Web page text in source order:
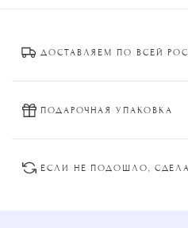
можно
странице
ДОСТАВЛЯЕМ ПО ВСЕЙ
ПОДАРОЧНАЯ УПАКОВКА
ЕСЛИ НЕ ПОДОШЛО,